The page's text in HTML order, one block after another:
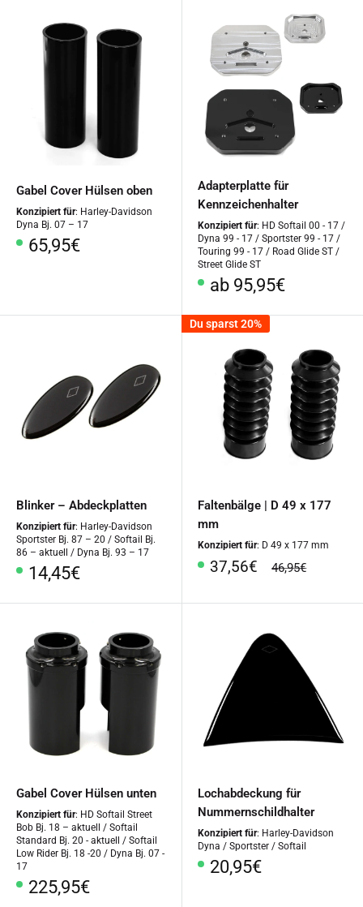
Gabel Cover Hülsen oben
Konzipiert für: Harley-Davidson
Dyna Bj. 07 – 17
Sonderpreis
65,95€
Adapterplatte für
Kennzeichenhalter
Konzipiert für: HD Softail 00 - 17 /
Dyna 99 - 17 / Sportster 99 - 17 /
Touring 99 - 17 / Road Glide ST /
Street Glide ST
Sonderpreis
ab 95,95€
Blinker – Abdeckplatten
Konzipiert für: Harley-Davidson
Sportster Bj. 87 – 20 / Softail Bj.
86 – aktuell / Dyna Bj. 93 – 17
Sonderpreis
14,45€
Du sparst 20%
Faltenbälge | D 49 x 177
mm
Konzipiert für: D 49 x 177 mm
Sonderpreis
37,56€ Normalpreis
46,95€
Gabel Cover Hülsen unten
Konzipiert für: HD Softail Street
Bob Bj. 18 – aktuell / Softail
Standard Bj. 20 - aktuell / Softail
Low Rider Bj. 18 -20 / Dyna Bj. 07 -
17
Sonderpreis
225,95€
Lochabdeckung für
Nummernschildhalter
Konzipiert für: Harley-Davidson
Dyna / Sportster / Softail
Sonderpreis
20,95€